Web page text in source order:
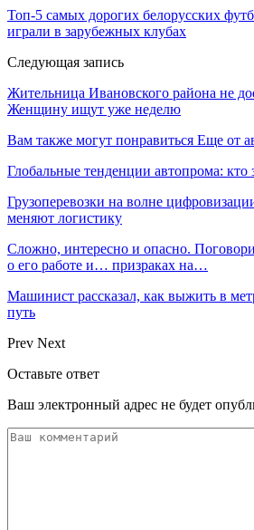
​Топ-5 самых дорогих белорусских
играли в зарубежных клубах
Следующая запись
Жительница Ивановского района не
Женщину ищут уже неделю
Вам также могут понравиться Еще от
Глобальные тенденции автопрома: кто
Грузоперевозки на волне
меняют логистику
Сложно, интересно и опасно.
о его работе и… призраках на…
Машинист рассказал, как выжить в
путь
Prev Next
Оставьте ответ
Ваш электронный адрес не будет